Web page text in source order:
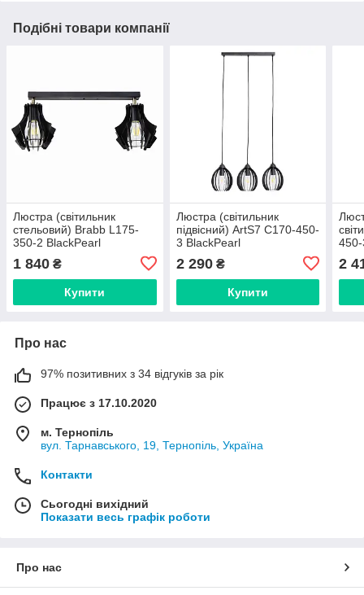
Подібні товари компанії
Люстра (світильник
стельовий) Brabb L175-
350-2 BlackPearl
1 840 ₴
Купити
Люстра (світильник
підвісний) ArtS7 C170-450-
3 BlackPearl
2 290₴
Купити
2
Про нас
97% позитивних з 34 відгуків за рік
Працює з 17.10.2020
м. Тернопіль
вул. Тарнавського, 19, Тернопіль, Україна
Контакти
Сьогодні вихідний
Показати весь графік роботи
Про нас